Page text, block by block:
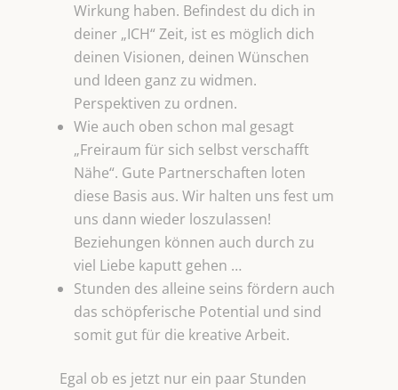
Wirkung haben. Befindest du dich in
deiner „ICH“ Zeit, ist es möglich dich
deinen Visionen, deinen Wünschen
und Ideen ganz zu widmen.
Perspektiven zu ordnen.
Wie auch oben schon mal gesagt
„Freiraum für sich selbst verschafft
Nähe“. Gute Partnerschaften loten
diese Basis aus. Wir halten uns fest um
uns dann wieder loszulassen!
Beziehungen können auch durch zu
viel Liebe kaputt gehen …
Stunden des alleine seins fördern auch
das schöpferische Potential und sind
somit gut für die kreative Arbeit.
Egal ob es jetzt nur ein paar Stunden